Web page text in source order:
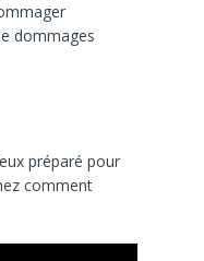
dommages
préparé pour
comment